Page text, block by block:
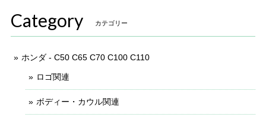
Category カテゴリー
ホンダ - C50 C65 C70 C100 C110
ロゴ関連
ボディー・カウル関連